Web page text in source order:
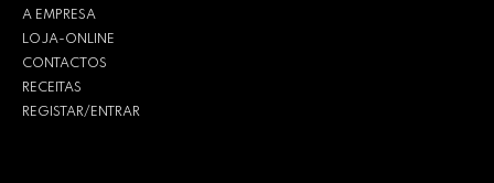
A EMPRESA
LOJA-ONLINE
CONTACTOS
RECEITAS
REGISTAR/ENTRAR